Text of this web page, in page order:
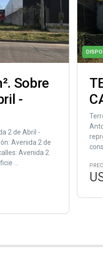
Sobre
-
2 de Abril -
Avenida 2 de
Avenida 2
...